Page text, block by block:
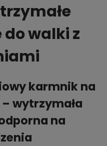
walki z
karmnik na
wytrzymała
na